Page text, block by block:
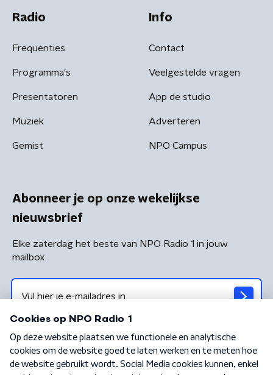
Radio
Frequenties
Programma's
Presentatoren
Muziek
Gemist
Info
Contact
Veelgestelde vragen
App de studio
Adverteren
NPO Campus
Abonneer je op onze wekelijkse
nieuwsbrief
Elke zaterdag het beste van NPO Radio 1 in jouw
mailbox
Algemene voorwaarden